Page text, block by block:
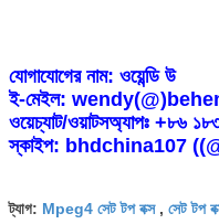
যোগাযোগের নাম: ওয়েন্ডি উ
ই-মেইল:
ওয়েচ্যাট/ওয়াটসঅ্যাপঃ +৮৬
স্কাইপ: bhdchina107
ট্যাগ: Mpeg4 সেট টপ বক্স, সেট টপ